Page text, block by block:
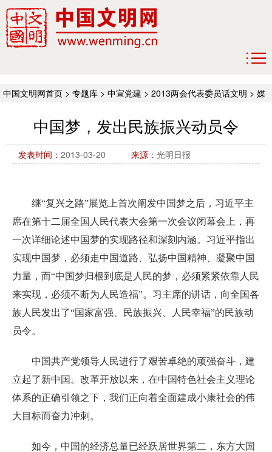
中国文明网首页 > 专题库 > 中宣党建 > 2013两会代表委员话文明 > 媒
中国梦，发出民族振兴动员令
发表时间： 2013-03-20 来源： 光明日报
继“复兴之路”展览上首次阐发中国梦之后，习近平主
席在第十二届全国人民代表大会第一次会议闭幕会上，再
一次详细论述中国梦的实现路径和深刻内涵。习近平指出
实现中国梦，必须走中国道路、弘扬中国精神、凝聚中国
力量，而“中国梦归根到底是人民的梦，必须紧紧依靠人民
来实现，必须不断为人民造福”。习主席的讲话，向全国各
族人民发出了“国家富强、民族振兴、人民幸福”的民族动
员令。
中国共产党领导人民进行了艰苦卓绝的顽强奋斗，建
立起了新中国。改革开放以来，在中国特色社会主义理论
体系的正确引领之下，我们正向着全面建成小康社会的伟
大目标而奋力冲刺。
如今，中国的经济总量已经跃居世界第二，东方大国